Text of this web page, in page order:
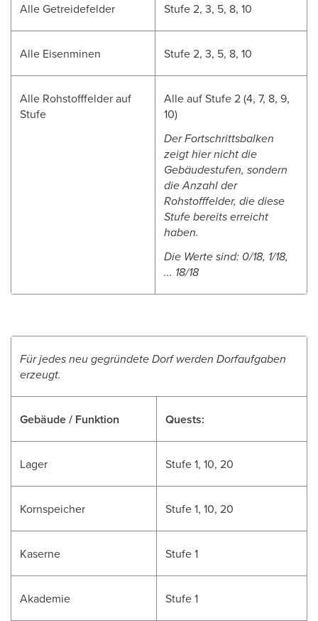
Alle Getreidefelder Stufe 2, 3, 5, 8, 10
Alle Eisenminen Stufe 2, 3, 5, 8, 10
Alle Rohstofffelder auf
Stufe
Alle auf Stufe 2 (4, 7, 8, 9,
10)
Der Fortschrittsbalken
zeigt hier nicht die
Gebäudestufen, sondern
die Anzahl der
Rohstofffelder, die diese
Stufe bereits erreicht
haben.
Die Werte sind: 0/18, 1/18,
... 18/18
Für jedes neu gegründete Dorf werden Dorfaufgaben
erzeugt.
Gebäude / Funktion Quests:
Lager Stufe 1, 10, 20
Kornspeicher Stufe 1, 10, 20
Kaserne Stufe 1
Akademie Stufe 1